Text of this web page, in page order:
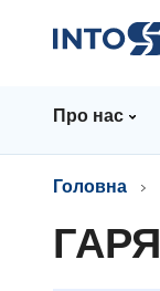
Про нас
Головна